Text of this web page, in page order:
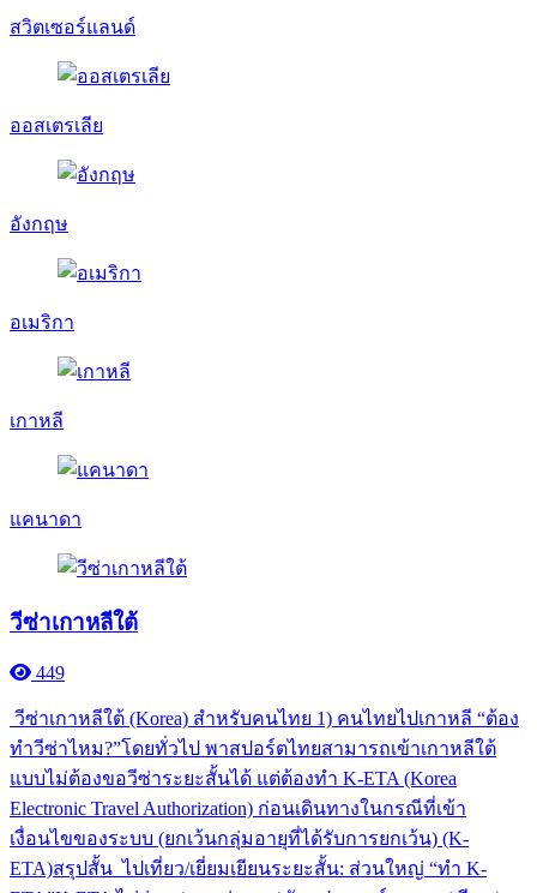
สวิตเซอร์แลนด์
ออสเตรเลีย
อังกฤษ
อเมริกา
เกาหลี
แคนาดา
วีซ่าเกาหลีใต้
449
วีซ่าเกาหลีใต้ (Korea) สำหรับคนไทย 1) คนไทยไปเกาหลี “ต้อง
ทำวีซ่าไหม?”โดยทั่วไป พาสปอร์ตไทยสามารถเข้าเกาหลีใต้
แบบไม่ต้องขอวีซ่าระยะสั้นได้ แต่ต้องทำ K-ETA (Korea
Electronic Travel Authorization) ก่อนเดินทางในกรณีที่เข้า
เงื่อนไขของระบบ (ยกเว้นกลุ่มอายุที่ได้รับการยกเว้น) (K-
ETA)สรุปสั้น ไปเที่ยว/เยี่ยมเยียนระยะสั้น: ส่วนใหญ่ “ทำ K-